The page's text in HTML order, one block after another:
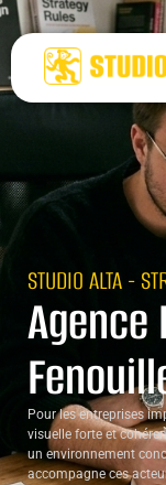
STUDIO ALTA -
Agence
Pour les entreprises
visuelle forte et
un environnement
accompagne ces